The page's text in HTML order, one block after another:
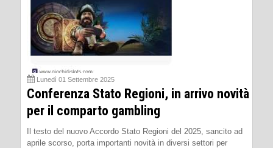
Lunedì 01 Settembre 2025
Conferenza Stato Regioni, in arrivo novità
per il comparto gambling
Il testo del nuovo Accordo Stato Regioni del 2025, sancito ad
aprile scorso, porta importanti novità in diversi settori per